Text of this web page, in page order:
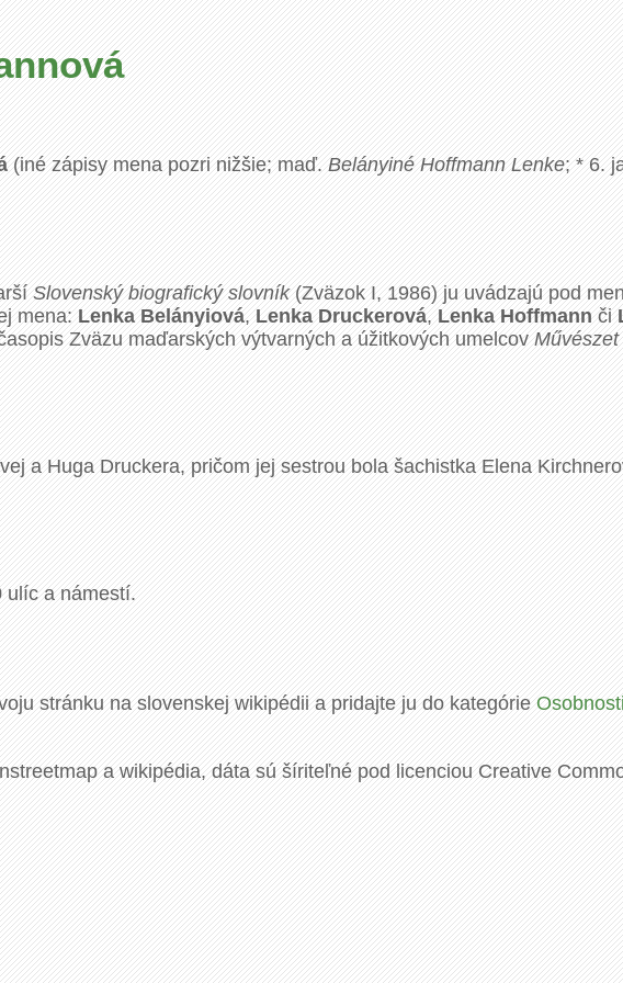
(iné zápisy mena pozri nižšie; maď.Belányiné Hoffmann Lenke; * 6.
Slovenský biografický slovník(Zväzok I, 1986) ju uvádzajú pod
mena:Lenka Belányiová,Lenka Druckerová,Lenka Hoffmannči
Zväzu maďarských výtvarných a úžitkových umelcovMűvészet
a Huga Druckera, pričom jej sestrou bola šachistka Elena
ulíc a námestí.
stránku na slovenskej wikipédii a pridajte ju do kategórie
a wikipédia, dáta sú šíriteľné pod licenciou Creative